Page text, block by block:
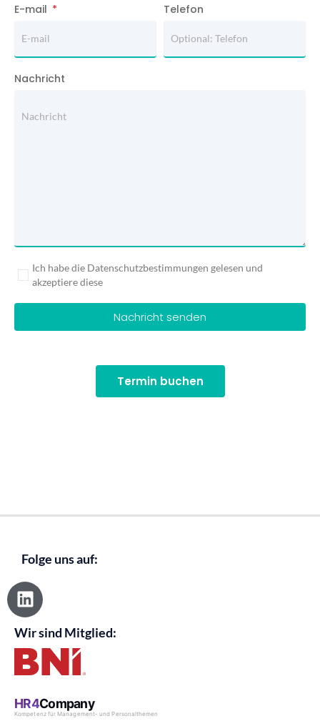
E-mail Telefon
Nachricht
Ich habe die Datenschutzbestimmungen gelesen und
akzeptiere diese
Nachricht senden
Termin buchen
Folge uns auf:
L
i
n
k
e
d
i
n
Wir sind Mitglied: